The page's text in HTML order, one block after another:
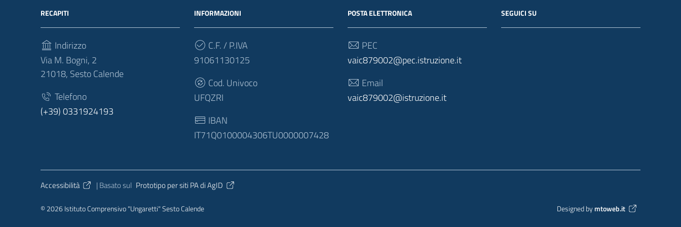
RECAPITI
Indirizzo
Via M. Bogni, 2
21018, Sesto Calende
Telefono
(+39) 0331924193
INFORMAZIONI
C.F. / P.IVA
91061130125
Cod. Univoco
UFQZRI
IBAN
IT71Q0100004306TU0000007428
POSTA ELETTRONICA
PEC
vaic879002@pec.istruzione.it
Email
vaic879002@istruzione.it
SEGUICI SU
Sezione Link Utili
Accessibilità | Basato sul Prototipo per siti PA di AgID
© 2026 Istituto Comprensivo "Ungaretti" Sesto Calende Designed by mtoweb.it